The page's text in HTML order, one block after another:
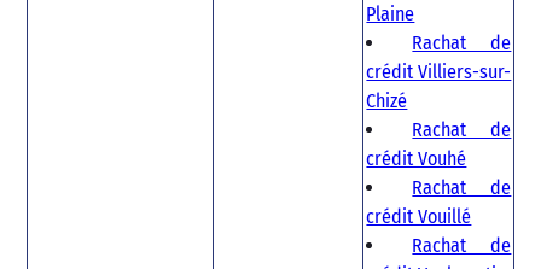
Plaine
Rachat de
crédit Villiers-sur-
Chizé
Rachat de
crédit Vouhé
Rachat de
crédit Vouillé
Rachat de